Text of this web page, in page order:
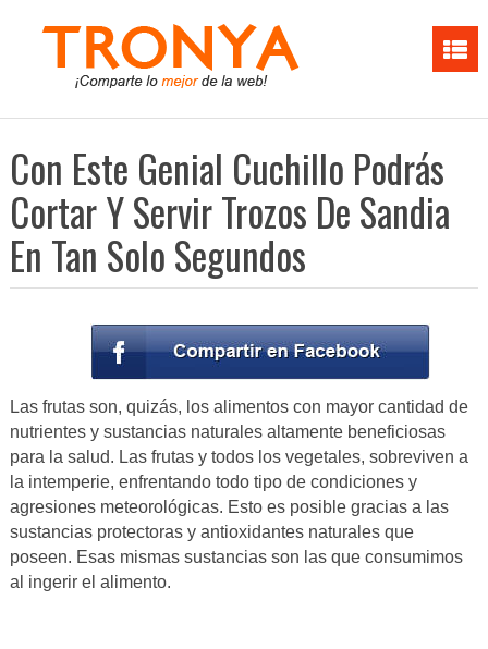
Con Este Genial Cuchillo Podrás
Cortar Y Servir Trozos De Sandia
En Tan Solo Segundos
Las frutas son, quizás, los alimentos con mayor cantidad de
nutrientes y sustancias naturales altamente beneficiosas
para la salud. Las frutas y todos los vegetales, sobreviven a
la intemperie, enfrentando todo tipo de condiciones y
agresiones meteorológicas. Esto es posible gracias a las
sustancias protectoras y antioxidantes naturales que
poseen. Esas mismas sustancias son las que consumimos
al ingerir el alimento.